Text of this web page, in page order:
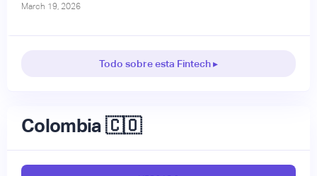
March 19, 2026
Todo sobre esta Fintech ▸
Colombia 🇨🇴